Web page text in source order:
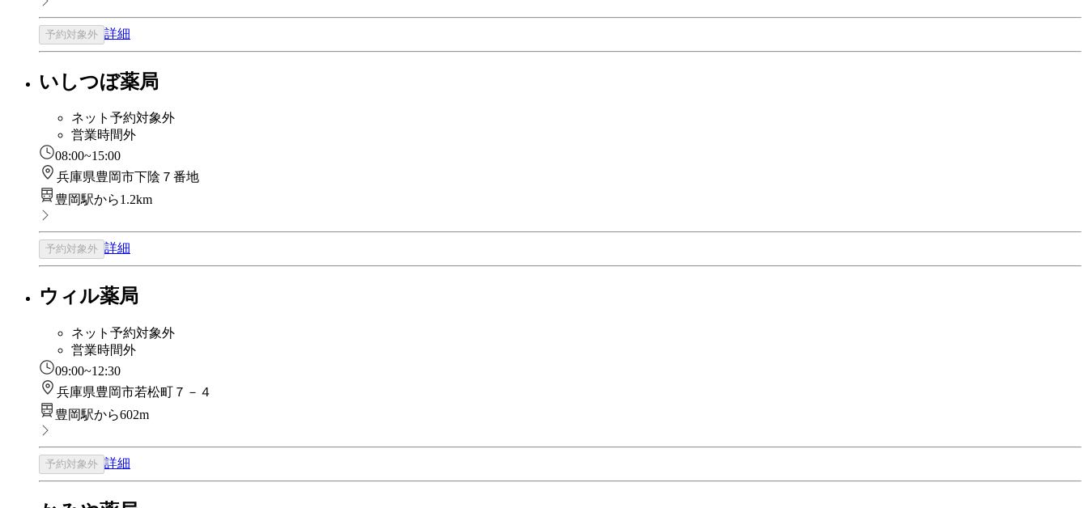
予約対象外 詳細
いしつぼ薬局
ネット予約対象外
営業時間外
08:00~15:00
兵庫県豊岡市下陰７番地
豊岡駅から1.2km
予約対象外 詳細
ウィル薬局
ネット予約対象外
営業時間外
09:00~12:30
兵庫県豊岡市若松町７－４
豊岡駅から602m
予約対象外 詳細